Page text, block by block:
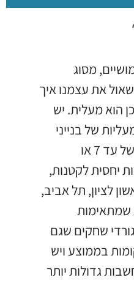
מסוג
את עצמנו איך
הוא מעלית. יש
של בנייני
מגורים המתאימות לבניינים של עד 7 או
יחסית לקטנות,
לציון, תל אביב,
שמתאימות
שחקים שגם
גרים של עד 20 קומות בממוצע ויש
גדולות יותר